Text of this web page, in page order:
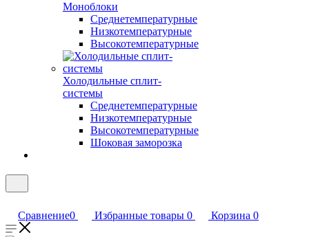
Моноблоки
Среднетемпературные
Низкотемпературные
Высокотемпературные
Холодильные сплит-
системы
Среднетемпературные
Низкотемпературные
Высокотемпературные
Шоковая заморозка
Сравнение0 Избранные товары 0 Корзина 0